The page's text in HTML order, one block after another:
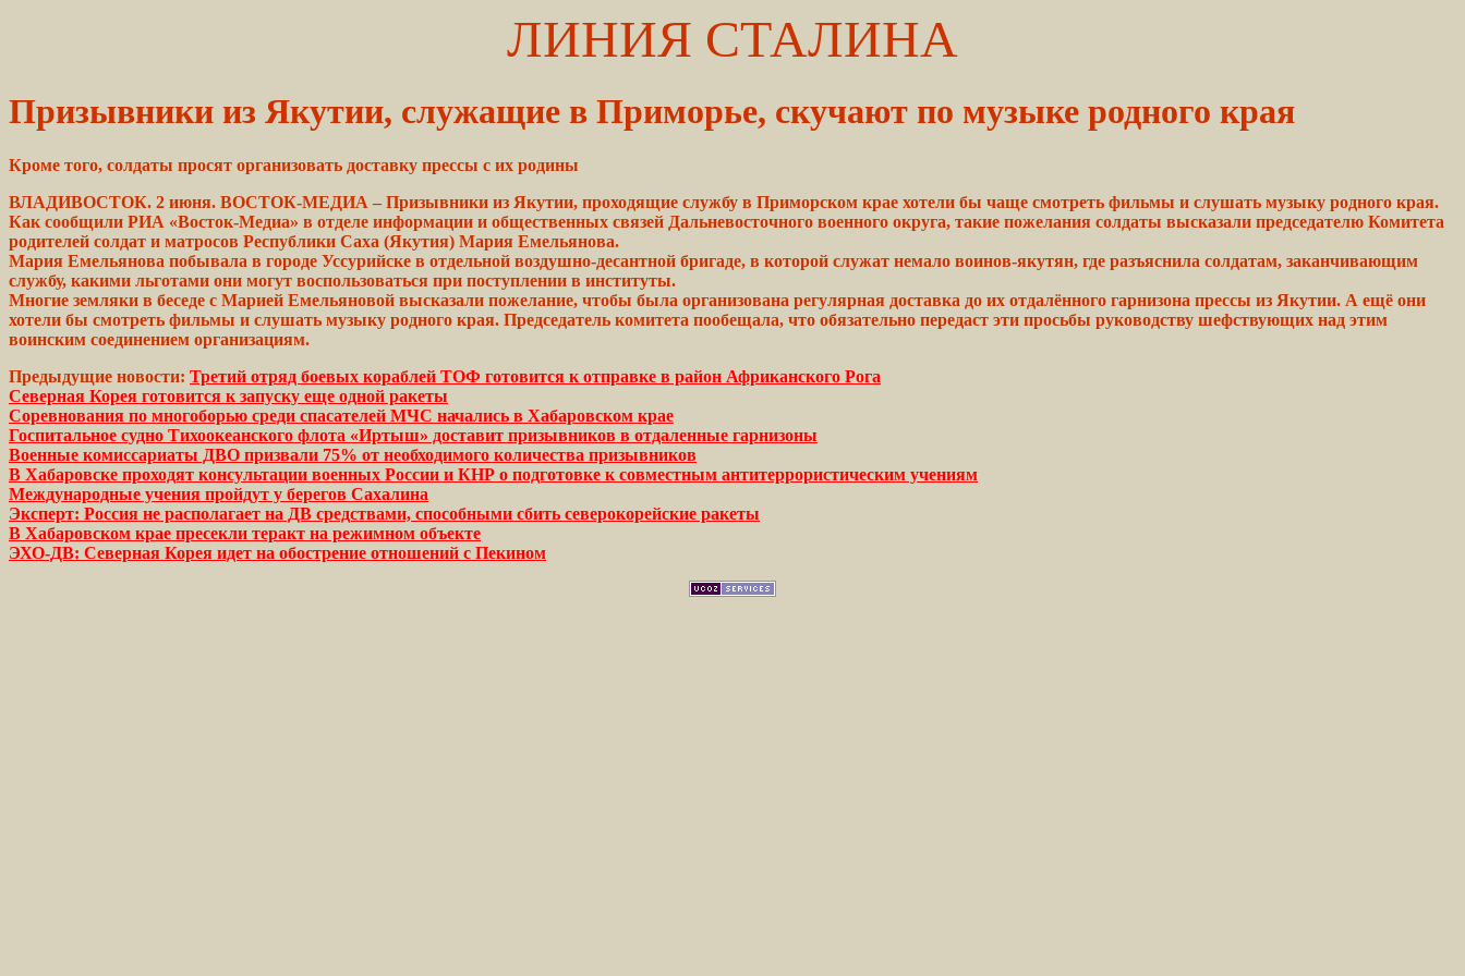
ЛИНИЯ СТАЛИНА
Призывники из Якутии, служащие в Приморье, скучают по музыке родного края
Кроме того, солдаты просят организовать доставку прессы с их родины
ВЛАДИВОСТОК. 2 июня. ВОСТОК-МЕДИА – Призывники из Якутии, проходящие службу в Приморском крае хотели бы чаще смотреть фильмы и слушать музыку родного края.
Как сообщили РИА «Восток-Медиа» в отделе информации и общественных связей Дальневосточного военного округа, такие пожелания солдаты высказали председателю Комитета
родителей солдат и матросов Республики Саха (Якутия) Мария Емельянова.
Мария Емельянова побывала в городе Уссурийске в отдельной воздушно-десантной бригаде, в которой служат немало воинов-якутян, где разъяснила солдатам, заканчивающим
службу, какими льготами они могут воспользоваться при поступлении в институты.
Многие земляки в беседе с Марией Емельяновой высказали пожелание, чтобы была организована регулярная доставка до их отдалённого гарнизона прессы из Якутии. А ещё они
хотели бы смотреть фильмы и слушать музыку родного края. Председатель комитета пообещала, что обязательно передаст эти просьбы руководству шефствующих над этим
воинским соединением организациям.
Предыдущие новости: Третий отряд боевых кораблей ТОФ готовится к отправке в район Африканского Рога
Северная Корея готовится к запуску еще одной ракеты
Соревнования по многоборью среди спасателей МЧС начались в Хабаровском крае
Госпитальное судно Тихоокеанского флота «Иртыш» доставит призывников в отдаленные гарнизоны
Военные комиссариаты ДВО призвали 75% от необходимого количества призывников
В Хабаровске проходят консультации военных России и КНР о подготовке к совместным антитеррористическим учениям
Международные учения пройдут у берегов Сахалина
Эксперт: Россия не располагает на ДВ средствами, способными сбить северокорейские ракеты
В Хабаровском крае пресекли теракт на режимном объекте
ЭХО-ДВ: Северная Корея идет на обострение отношений с Пекином